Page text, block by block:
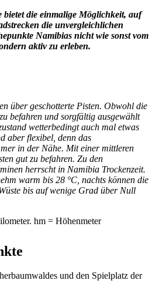
bietet die einmalige Möglichkeit, auf
die unvergleichlichen
Namibias nicht wie sonst vom
aktiv zu erleben.
über geschotterte Pisten. Obwohl die
befahren und sorgfältig ausgewählt
wetterbedingt auch mal etwas
aber flexibel, denn das
in der Nähe. Mit einer mittleren
gut zu befahren. Zu den
herrscht in Namibia Trockenzeit.
warm bis 28 °C, nachts können die
bis auf wenige Grad über Null
hm = Höhenmeter
und den Spielplatz der